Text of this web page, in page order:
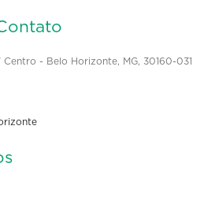
Centro - Belo Horizonte, MG, 30160-031